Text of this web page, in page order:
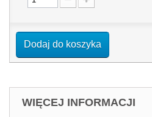
Dodaj do koszyka
WIĘCEJ INFORMACJI